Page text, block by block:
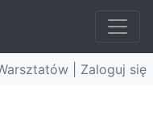
| Zaloguj się